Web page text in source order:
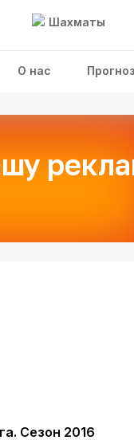
Шахматы
О нас
Сезон 2016